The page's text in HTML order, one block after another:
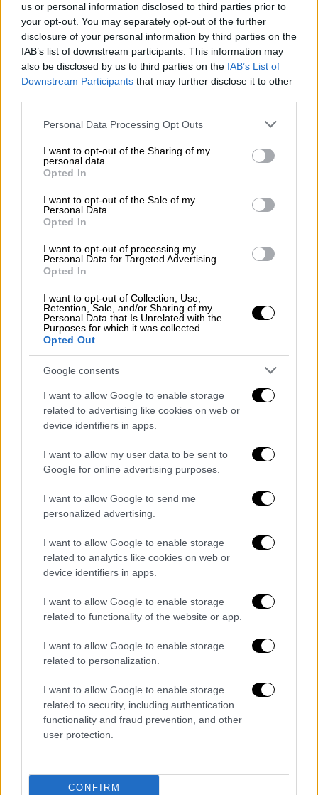
us or personal information disclosed to third parties prior to
your opt-out. You may separately opt-out of the further
disclosure of your personal information by third parties on the
IAB’s list of downstream participants. This information may
also be disclosed by us to third parties on the IAB’s List of
Downstream Participants that may further disclose it to other
Please note that this website/app uses one or more Google
not limited to your visit or usage behaviour. You may click to
grant or deny consent to Google and its third-party tags to
use your data for below specified purposes in below Google
consent section.
Personal Data Processing Opt Outs
I want to opt-out of the Sharing of my
personal data.
Opted In
I want to opt-out of the Sale of my
Personal Data.
Opted In
I want to opt-out of processing my
Personal Data for Targeted Advertising.
Opted In
I want to opt-out of Collection, Use,
Retention, Sale, and/or Sharing of my
Personal Data that Is Unrelated with the
Purposes for which it was collected.
Opted Out
Google consents
I want to allow Google to enable storage
related to advertising like cookies on web or
device identifiers in apps.
I want to allow my user data to be sent to
Google for online advertising purposes.
I want to allow Google to send me
personalized advertising.
I want to allow Google to enable storage
related to analytics like cookies on web or
device identifiers in apps.
I want to allow Google to enable storage
related to functionality of the website or app.
I want to allow Google to enable storage
related to personalization.
I want to allow Google to enable storage
related to security, including authentication
functionality and fraud prevention, and other
user protection.
CONFIRM
Σύμφωνα με αεροπορικές πηγές, οιπερίπου
35 κινήσειςανά ώρα αποτελούν το ανώτατο
επίπεδο που μπορεί να διαχειριστεί με
ασφάλεια το σύστημα ωςσημείο αναφοράς
Ωστόσο, υπάρχουν χρονικές ζώνες όπου
προγραμματίζονται πολύ περισσότερες.
Χαρακτηριστικό παράδειγμα αποτέλεσε η
Παρασκευή 5 Ιουνίου, όταν σε συγκεκριμένη
ώρα καταγράφηκαν ακόμη και 48 κινήσεις,
αριθμός που υπερβαίνει κατά πολύ τη
διαθέσιμη συμφωνηθείσα επιχειρησιακή
δυνατότητα.
Παράλληλα, στο σύστημαπροστίθενται
ιδιωτικές πτήσεις, επιχειρησιακές πτήσεις
και έκτακτες αποστολές, όπως
αεροδιακομιδές ή διπλωματικές πτήσεις,
αυξάνοντας περαιτέρω την πίεση.
Γιατί ζητείται το Level 3
Πηγές με γνώση της κατάστασης
υποστηρίζουν ότι μόνο η μετάβαση σε IATA
πειθαρχία στο πρόγραμμα πτήσεων
. Σε αυτό
το καθεστώς τα slots γίνονται υποχρεωτικά
και οι αεροπορικές εταιρείες
υποχρεώνονται να πετούν στις ώρες που
παραβίασης προβλέπονται διαδικασίες
επιβολής κυρώσεωνμέσω της Αρχής
Να σημειωθεί μάλιστα ότι το σύστημα
μπορεί να συνδυαστεί με την εφαρμογή του
λεγόμενου pre-monitoring. Στην περίπτωση
ώρες των πτήσεωνπου διαθέτει μία
εταιρεία αρκετούς μήνες πριν
πραγματοποιηθεί η πτήση. Εάν αυτές δε
επιβληθούν οικονομικές κυρώσεις.